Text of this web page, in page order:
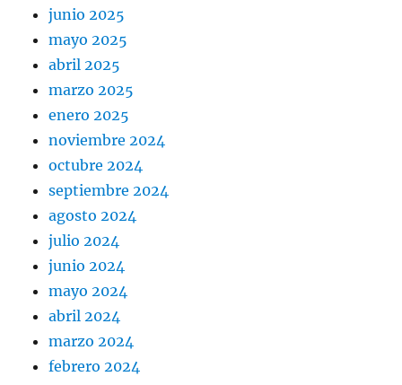
junio 2025
mayo 2025
abril 2025
marzo 2025
enero 2025
noviembre 2024
octubre 2024
septiembre 2024
agosto 2024
julio 2024
junio 2024
mayo 2024
abril 2024
marzo 2024
febrero 2024